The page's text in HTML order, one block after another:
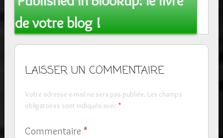
navigation
de votre blog !
LAISSER UN COMMENTAIRE
Votre adresse e-mail ne sera pas publiée. Les champs
obligatoires sont indiqués avec *
Commentaire *